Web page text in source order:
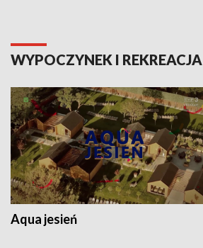
WYPOCZYNEK I REKREACJA
Aqua jesień